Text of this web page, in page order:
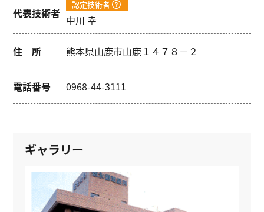
代表技術者
認定技術者
中川 幸
住 所 熊本県山鹿市山鹿１４７８－２
電話番号 0968-44-3111
ギャラリー